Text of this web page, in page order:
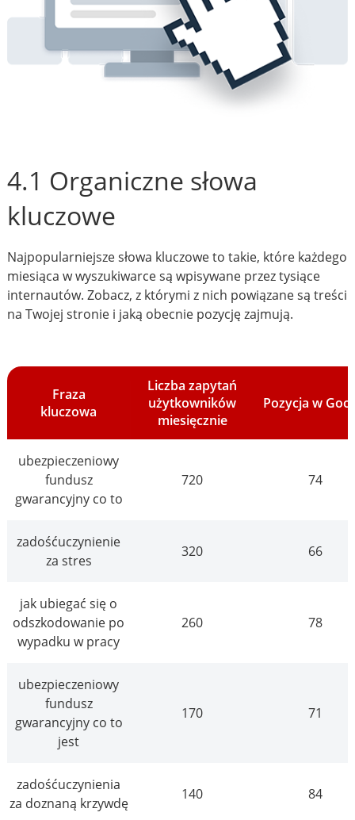
4.1 Organiczne słowa
kluczowe
Najpopularniejsze słowa kluczowe to takie, które każdego
miesiąca w wyszukiwarce są wpisywane przez tysiące
internautów. Zobacz, z którymi z nich powiązane są treści
na Twojej stronie i jaką obecnie pozycję zajmują.
Fraza
kluczowa
Liczba zapytań
użytkowników
miesięcznie
Pozycja w
ubezpieczeniowy
fundusz
gwarancyjny co to
720 74
zadośćuczynienie
za stres
320 66
jak ubiegać się o
odszkodowanie po
wypadku w pracy
260 78
ubezpieczeniowy
fundusz
gwarancyjny co to
jest
170 71
zadośćuczynienia
za doznaną krzywdę
140 84